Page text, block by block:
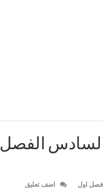
السادس الفصل
اول
اضف تعليق